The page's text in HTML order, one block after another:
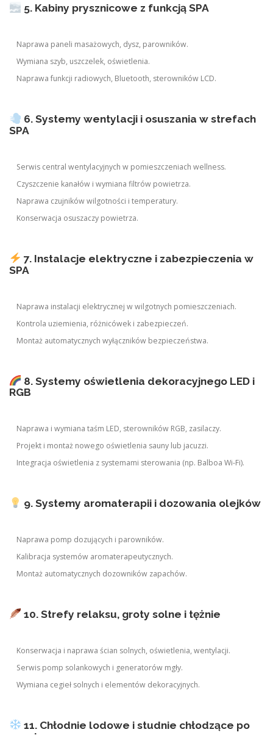
5. Kabiny prysznicowe z funkcją SPA
Naprawa paneli masażowych, dysz, parowników.
Wymiana szyb, uszczelek, oświetlenia.
Naprawa funkcji radiowych, Bluetooth, sterowników LCD.
6. Systemy wentylacji i osuszania w strefach
SPA
Serwis central wentylacyjnych w pomieszczeniach wellness.
Czyszczenie kanałów i wymiana filtrów powietrza.
Naprawa czujników wilgotności i temperatury.
Konserwacja osuszaczy powietrza.
7. Instalacje elektryczne i zabezpieczenia w
SPA
Naprawa instalacji elektrycznej w wilgotnych pomieszczeniach.
Kontrola uziemienia, różnicówek i zabezpieczeń.
Montaż automatycznych wyłączników bezpieczeństwa.
8. Systemy oświetlenia dekoracyjnego LED i
RGB
Naprawa i wymiana taśm LED, sterowników RGB, zasilaczy.
Projekt i montaż nowego oświetlenia sauny lub jacuzzi.
Integracja oświetlenia z systemami sterowania (np. Balboa Wi-Fi).
9. Systemy aromaterapii i dozowania olejków
Naprawa pomp dozujących i parowników.
Kalibracja systemów aromaterapeutycznych.
Montaż automatycznych dozowników zapachów.
10. Strefy relaksu, groty solne i tężnie
Konserwacja i naprawa ścian solnych, oświetlenia, wentylacji.
Serwis pomp solankowych i generatorów mgły.
Wymiana cegieł solnych i elementów dekoracyjnych.
11. Chłodnie lodowe i studnie chłodzące po